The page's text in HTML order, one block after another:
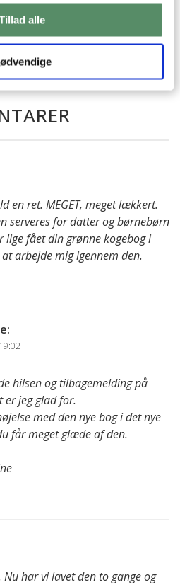
alle
i kommentarfeltet herunder.
besvaret - eller du kan kigge på
på mange 'ofte stillede
en ret. MEGET, meget lækkert.
serveres for datter og børnebørn
lige fået din grønne kogebog i
arbejde mig igennem den.
:
hilsen og tilbagemelding på
er jeg glad for.
med den nye bog i det nye
får meget glæde af den.
har vi lavet den to gange og